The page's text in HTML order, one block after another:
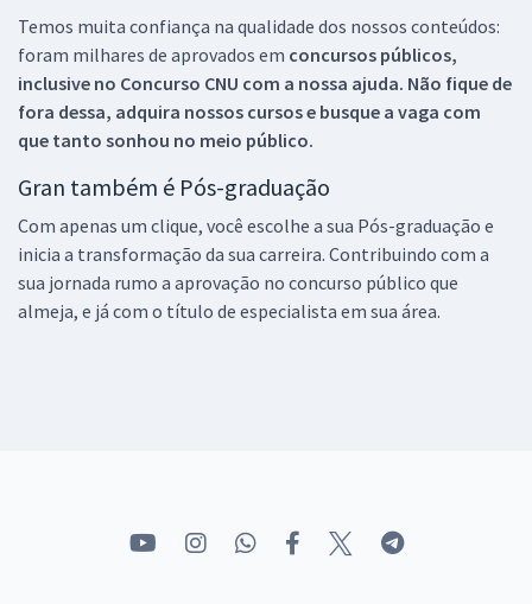
Temos muita confiança na qualidade dos nossos conteúdos:
foram milhares de aprovados em concursos públicos,
inclusive no Concurso CNU com a nossa ajuda. Não fique de
fora dessa, adquira nossos cursos e busque a vaga com
que tanto sonhou no meio público.
Gran também é Pós-graduação
Com apenas um clique, você escolhe a sua Pós-graduação e
inicia a transformação da sua carreira. Contribuindo com a
sua jornada rumo a aprovação no concurso público que
almeja, e já com o título de especialista em sua área.